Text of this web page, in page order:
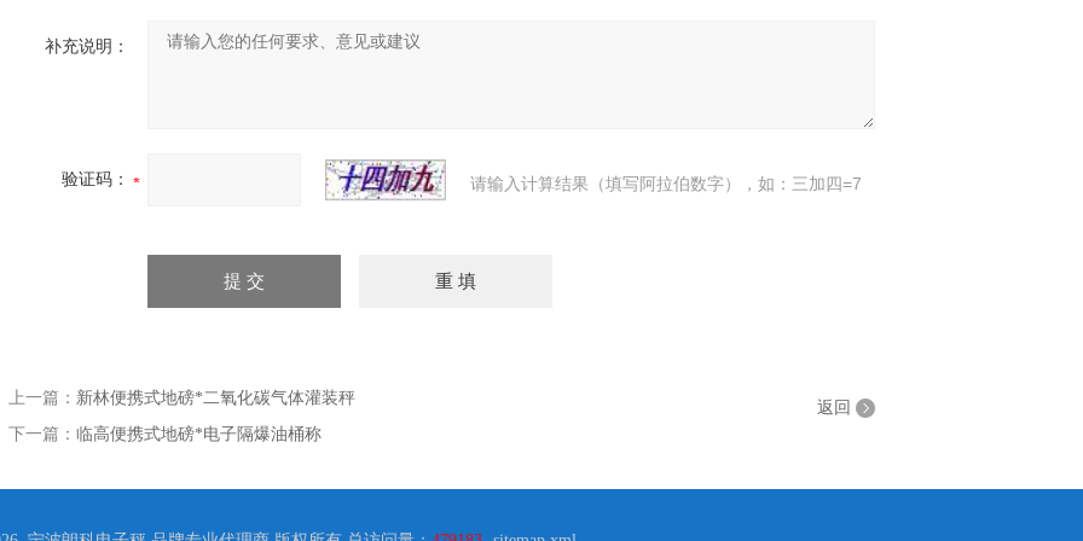
补充说明：
验证码： 请输入计算结果（填写阿拉伯数字），如：三加四=7
上一篇： 新林便携式地磅*二氧化碳气体灌装秤
下一篇： 临高便携式地磅*电子隔爆油桶称
返回